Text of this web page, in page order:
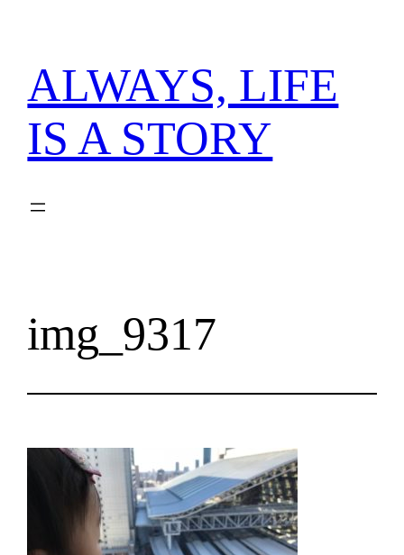
ALWAYS, LIFE
IS A STORY
img_9317